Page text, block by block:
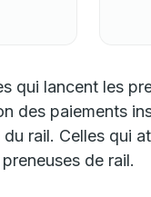
qui lancent les
des paiements
rail. Celles qui
de rail.